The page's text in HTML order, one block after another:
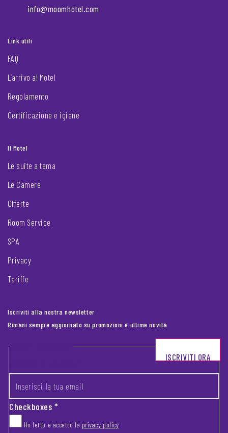
info@moomhotel.com
Link utili
FAQ
L’arrivo al Motel
Regolamento
Certificazione e igiene
Il Motel
Le suite a tema
Le Camere
Offerte
Room Service
SPA
Privacy
Tariffe
Iscriviti alla nostra newsletter
Rimani sempre aggiornato su promozioni e ultime novità
Footer newsletter
Checkboxes*
Ho letto e accetto la privacy policy
ISCRIVITI ORA